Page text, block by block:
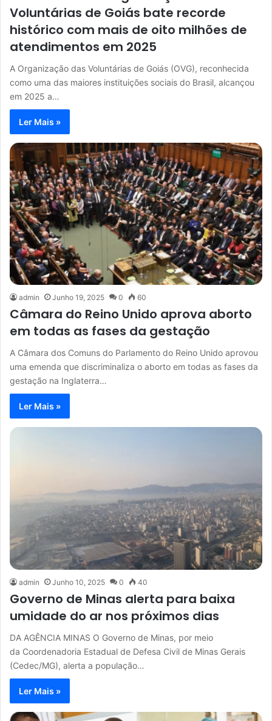
Voluntárias de Goiás bate recorde
histórico com mais de oito milhões de
atendimentos em 2025
A Organização das Voluntárias de Goiás (OVG), reconhecida
como uma das maiores instituições sociais do Brasil, alcançou
em 2025 a…
Ler Mais »
admin Junho 19, 2025 0 60
Câmara do Reino Unido aprova aborto
em todas as fases da gestação
A Câmara dos Comuns do Parlamento do Reino Unido aprovou
uma emenda que discriminaliza o aborto em todas as fases da
gestação na Inglaterra…
Ler Mais »
admin Junho 10, 2025 0 40
Governo de Minas alerta para baixa
umidade do ar nos próximos dias
DA AGÊNCIA MINAS O Governo de Minas, por meio
da Coordenadoria Estadual de Defesa Civil de Minas Gerais
(Cedec/MG), alerta a população…
Ler Mais »